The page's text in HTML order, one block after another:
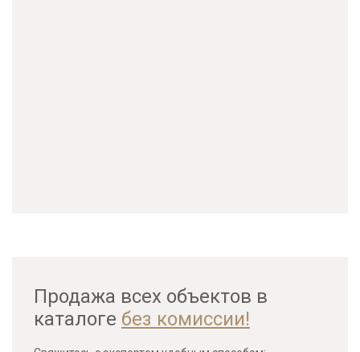
Продажа всех объектов в
каталоге без комиссии!